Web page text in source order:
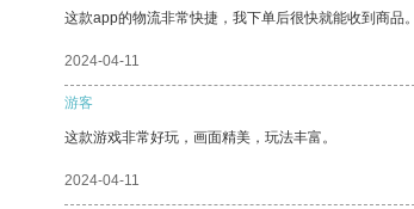
这款app的物流非常快捷，我下单后很快就能收到商品。
2024-04-11
游客
这款游戏非常好玩，画面精美，玩法丰富。
2024-04-11